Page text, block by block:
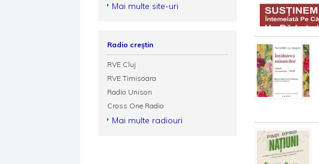
Mai multe site-uri
Radio creștin
RVE Cluj
RVE Timisoara
Radio Unison
Cross One Radio
Mai multe radiouri